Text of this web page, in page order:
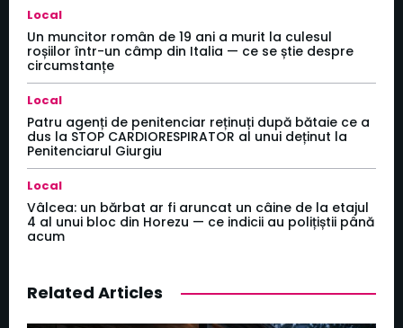
Local
Un muncitor român de 19 ani a murit la culesul
roșiilor într-un câmp din Italia — ce se știe despre
circumstanțe
Local
Patru agenți de penitenciar reținuți după bătaie ce a
dus la STOP CARDIORESPIRATOR al unui deținut la
Penitenciarul Giurgiu
Local
Vâlcea: un bărbat ar fi aruncat un câine de la etajul
4 al unui bloc din Horezu — ce indicii au polițiștii până
acum
Related Articles